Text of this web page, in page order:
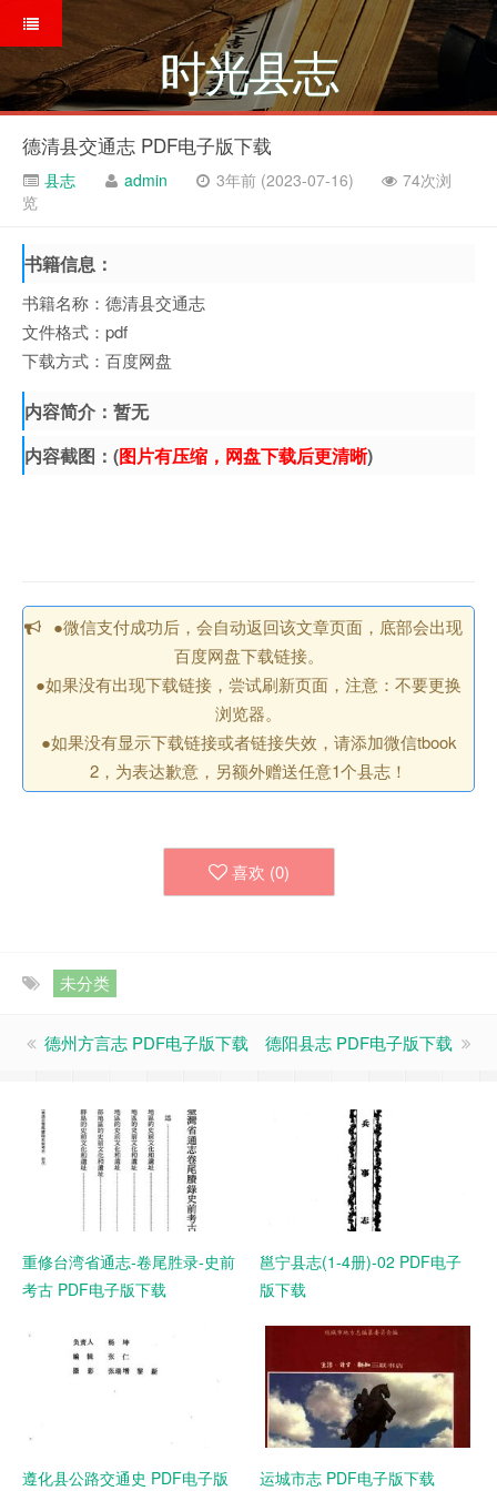
时光县志
德清县交通志 PDF电子版下载
县志 admin 3年前 (2023-07-16)
74次浏
览
书籍信息：
书籍名称：德清县交通志
文件格式：pdf
下载方式：百度网盘
内容简介：暂无
内容截图：(图片有压缩，网盘下载后更清晰)
●微信支付成功后，会自动返回该文章页面，底部会出现
百度网盘下载链接。
●如果没有出现下载链接，尝试刷新页面，注意：不要更换
浏览器。
●如果没有显示下载链接或者链接失效，请添加微信tbook
2，为表达歉意，另额外赠送任意1个县志！
喜欢 (0)
未分类
德州方言志 PDF电子版下载 德阳县志 PDF电子版下载
重修台湾省通志-卷尾胜录-史前
考古 PDF电子版下载
邕宁县志(1-4册)-02 PDF电子
版下载
遵化县公路交通史 PDF电子版 运城市志 PDF电子版下载